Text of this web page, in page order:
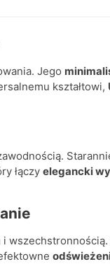
Jego
kształtowi,
łączy elegancki
i